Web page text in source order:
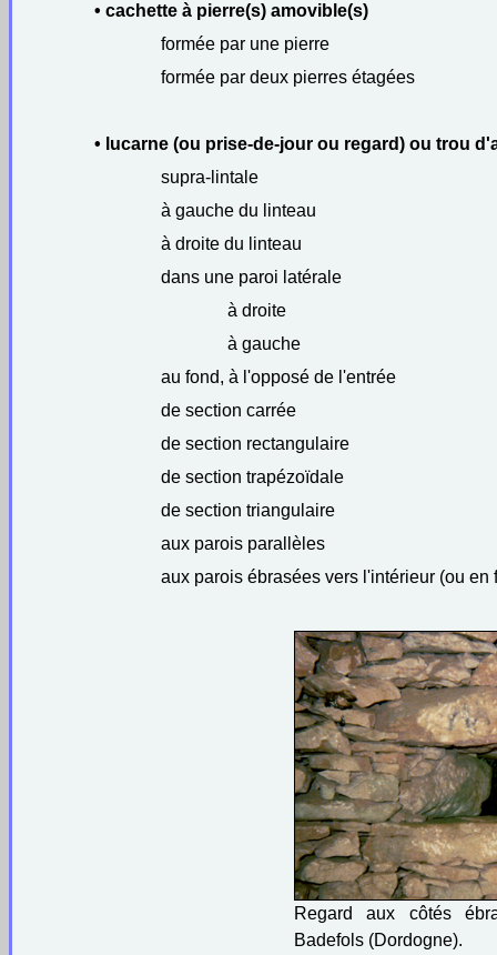
• cachette à pierre(s) amovible(s)
formée par une pierre
formée par deux pierres étagées
• lucarne (ou prise-de-jour ou regard) ou trou
supra-lintale
à gauche du linteau
à droite du linteau
dans une paroi latérale
à droite
à gauche
au fond, à l'opposé de l'entrée
de section carrée
de section rectangulaire
de section trapézoïdale
de section triangulaire
aux parois parallèles
aux parois ébrasées vers l'intérieur (ou en
Regard aux côtés
Badefols (Dordogne).